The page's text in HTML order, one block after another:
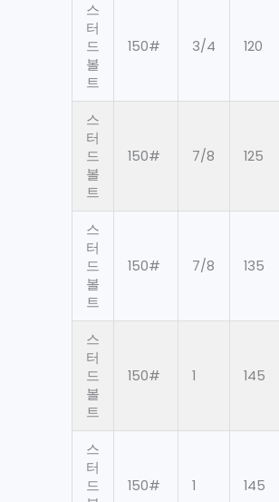
스
터
드
볼
트
150# 3/4 120
스
터
드
볼
트
150# 7/8 125
스
터
드
볼
트
150# 7/8 135
스
터
드
볼
트
150# 1 145
스
터
드
150# 1 145